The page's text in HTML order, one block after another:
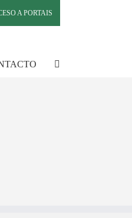
A PORTAIS